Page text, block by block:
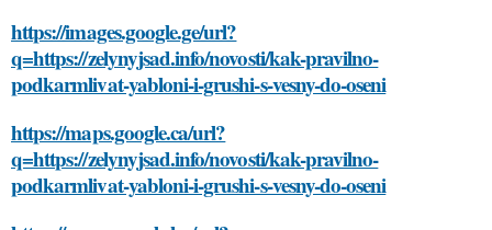
https://images.google.ge/url?
q=https://zelynyjsad.info/novosti/kak-pravilno-
podkarmlivat-yabloni-i-grushi-s-vesny-do-oseni
https://maps.google.ca/url?
q=https://zelynyjsad.info/novosti/kak-pravilno-
podkarmlivat-yabloni-i-grushi-s-vesny-do-oseni